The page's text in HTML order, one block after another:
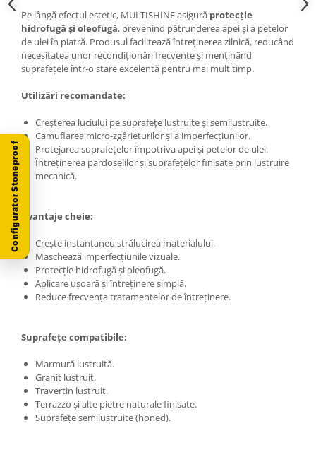
Pe lângă efectul estetic, MULTISHINE asigură protecție
hidrofugă și oleofugă, prevenind pătrunderea apei și a petelor
de ulei în piatră. Produsul facilitează întreținerea zilnică, reducând
necesitatea unor recondiționări frecvente și menținând
suprafețele într-o stare excelentă pentru mai mult timp.
Utilizări recomandate:
Creșterea luciului pe suprafețe lustruite și semilustruite.
Camuflarea micro-zgârieturilor și a imperfecțiunilor.
Protejarea suprafețelor împotriva apei și petelor de ulei.
Întreținerea pardoselilor și suprafețelor finisate prin lustruire
mecanică.
Avantaje cheie:
Crește instantaneu strălucirea materialului.
Maschează imperfecțiunile vizuale.
Protecție hidrofugă și oleofugă.
Aplicare ușoară și întreținere simplă.
Reduce frecvența tratamentelor de întreținere.
Suprafețe compatibile:
Marmură lustruită.
Granit lustruit.
Travertin lustruit.
Terrazzo și alte pietre naturale finisate.
Suprafețe semilustruite (honed).
Configurator Stoneproof